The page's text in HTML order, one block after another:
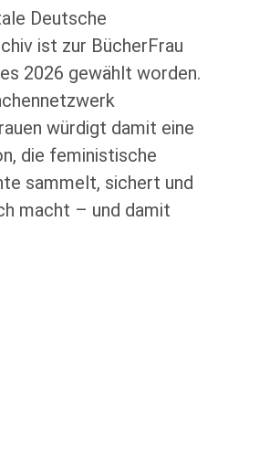
Deutsche
ist zur BücherFrau
2026 gewählt worden.
würdigt damit eine
die feministische
sammelt, sichert und
macht – und damit